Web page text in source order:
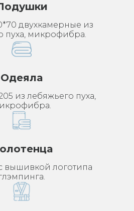
двухкамерные из
пуха, микрофибра.
Одеяла
из лебяжьего пуха,
вышивкой логотипа